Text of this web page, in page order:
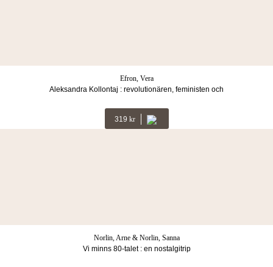
Efron, Vera
Aleksandra Kollontaj : revolutionären, feministen och
319 Kr
Norlin, Arne & Norlin, Sanna
Vi minns 80-talet : en nostalgitrip